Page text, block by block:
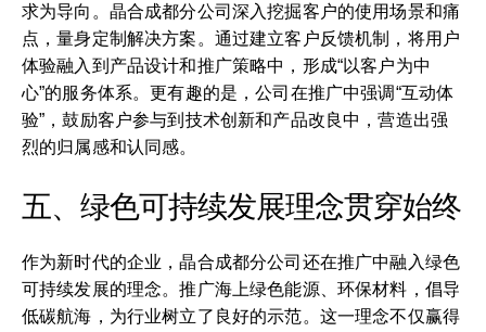
求为导向。晶合成都分公司深入挖掘客户的使用场景和痛
点，量身定制解决方案。通过建立客户反馈机制，将用户
体验融入到产品设计和推广策略中，形成“以客户为中
心”的服务体系。更有趣的是，公司在推广中强调“互动体
验”，鼓励客户参与到技术创新和产品改良中，营造出强
烈的归属感和认同感。
五、绿色可持续发展理念贯穿始终
作为新时代的企业，晶合成都分公司还在推广中融入绿色
可持续发展的理念。推广海上绿色能源、环保材料，倡导
低碳航海，为行业树立了良好的示范。这一理念不仅赢得